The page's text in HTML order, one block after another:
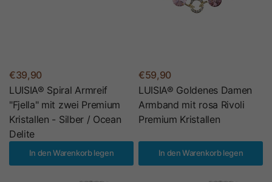
€39,90
LUISIA® Spiral Armreif
"Fjella" mit zwei Premium
Kristallen - Silber / Ocean
Delite
In den Warenkorb legen
€59,90
LUISIA® Goldenes Damen
Armband mit rosa Rivoli
Premium Kristallen
In den Warenkorb legen